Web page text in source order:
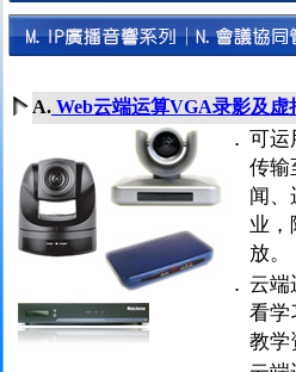
A. Web云端运算VGA录影及虚
． 可运
传输
闻
业，
放。
． 云端
看学
教学